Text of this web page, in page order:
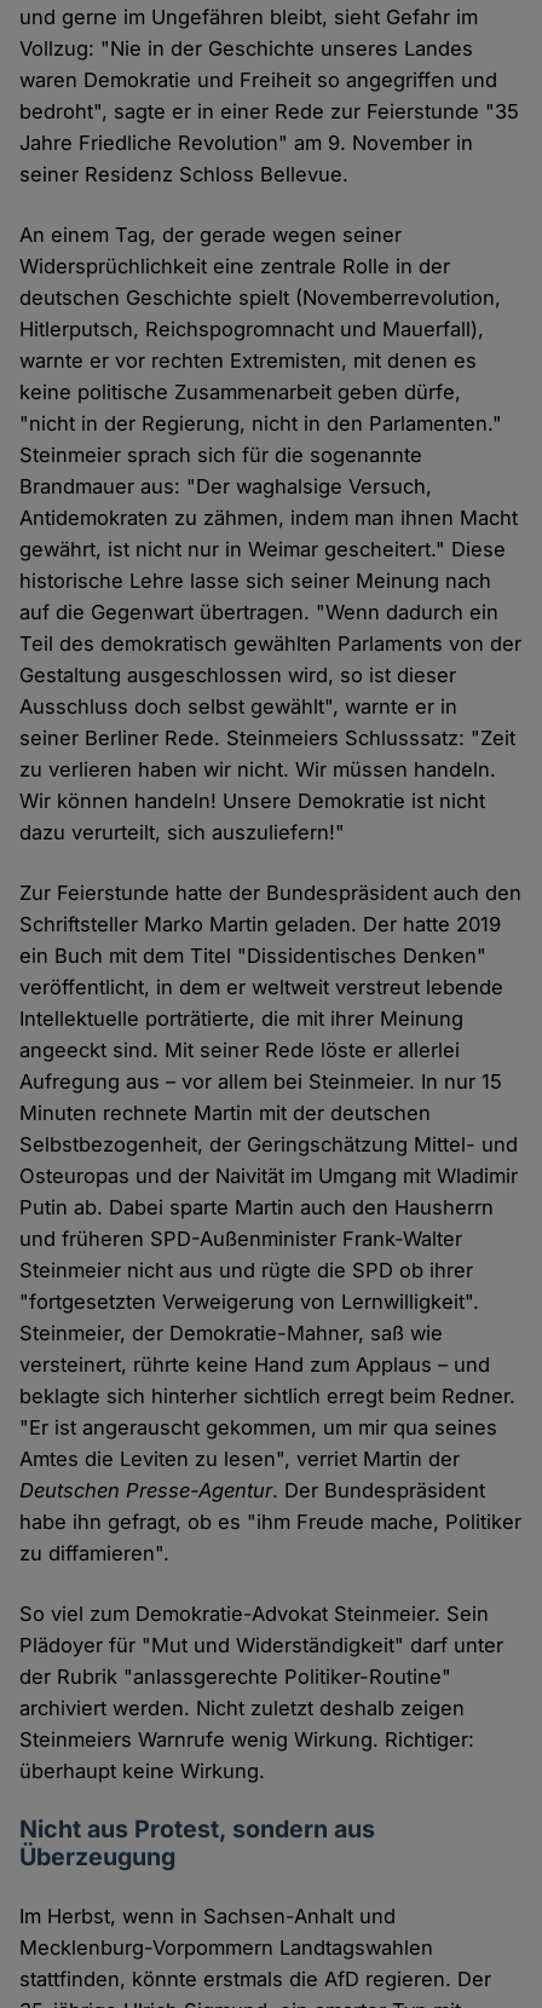
und gerne im Ungefähren bleibt, sieht Gefahr im
Vollzug: "Nie in der Geschichte unseres Landes
waren Demokratie und Freiheit so angegriffen und
bedroht", sagte er in einer Rede zur Feierstunde "35
Jahre Friedliche Revolution" am 9. November in
seiner Residenz Schloss Bellevue.
An einem Tag, der gerade wegen seiner
Widersprüchlichkeit eine zentrale Rolle in der
deutschen Geschichte spielt (Novemberrevolution,
Hitlerputsch, Reichspogromnacht und Mauerfall),
warnte er vor rechten Extremisten, mit denen es
keine politische Zusammenarbeit geben dürfe,
"nicht in der Regierung, nicht in den Parlamenten."
Steinmeier sprach sich für die sogenannte
Brandmauer aus: "Der waghalsige Versuch,
Antidemokraten zu zähmen, indem man ihnen Macht
gewährt, ist nicht nur in Weimar gescheitert." Diese
historische Lehre lasse sich seiner Meinung nach
auf die Gegenwart übertragen. "Wenn dadurch ein
Teil des demokratisch gewählten Parlaments von der
Gestaltung ausgeschlossen wird, so ist dieser
Ausschluss doch selbst gewählt", warnte er in
seiner Berliner Rede. Steinmeiers Schlusssatz: "Zeit
zu verlieren haben wir nicht. Wir müssen handeln.
Wir können handeln! Unsere Demokratie ist nicht
dazu verurteilt, sich auszuliefern!"
Zur Feierstunde hatte der Bundespräsident auch den
Schriftsteller Marko Martin geladen. Der hatte 2019
ein Buch mit dem Titel "Dissidentisches Denken"
veröffentlicht, in dem er weltweit verstreut lebende
Intellektuelle porträtierte, die mit ihrer Meinung
angeeckt sind. Mit seiner Rede löste er allerlei
Aufregung aus – vor allem bei Steinmeier. In nur 15
Minuten rechnete Martin mit der deutschen
Selbstbezogenheit, der Geringschätzung Mittel- und
Osteuropas und der Naivität im Umgang mit Wladimir
Putin ab. Dabei sparte Martin auch den Hausherrn
und früheren SPD-Außenminister Frank-Walter
Steinmeier nicht aus und rügte die SPD ob ihrer
"fortgesetzten Verweigerung von Lernwilligkeit".
Steinmeier, der Demokratie-Mahner, saß wie
versteinert, rührte keine Hand zum Applaus – und
beklagte sich hinterher sichtlich erregt beim Redner.
"Er ist angerauscht gekommen, um mir qua seines
Amtes die Leviten zu lesen", verriet Martin der
Deutschen Presse-Agentur. Der Bundespräsident
habe ihn gefragt, ob es "ihm Freude mache, Politiker
zu diffamieren".
So viel zum Demokratie-Advokat Steinmeier. Sein
Plädoyer für "Mut und Widerständigkeit" darf unter
der Rubrik "anlassgerechte Politiker-Routine"
archiviert werden. Nicht zuletzt deshalb zeigen
Steinmeiers Warnrufe wenig Wirkung. Richtiger:
überhaupt keine Wirkung.
Nicht aus Protest, sondern aus
Überzeugung
Im Herbst, wenn in Sachsen-Anhalt und
Mecklenburg-Vorpommern Landtagswahlen
stattfinden, könnte erstmals die AfD regieren. Der